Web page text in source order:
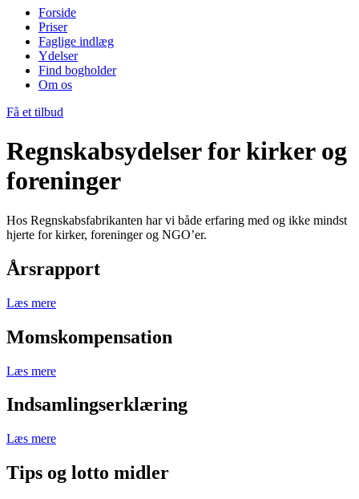
Forside
Priser
Faglige indlæg
Ydelser
Find bogholder
Om os
Få et tilbud
Regnskabsydelser for kirker og
foreninger
Hos Regnskabsfabrikanten har vi både erfaring med og ikke mindst
hjerte for kirker, foreninger og NGO’er.
Årsrapport
Læs mere
Momskompensation
Læs mere
Indsamlingserklæring
Læs mere
Tips og lotto midler